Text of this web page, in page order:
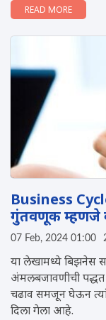
READ MORE
Business
गुंतवणूक म्हणजे
07 Feb, 2024 01:00
या लेखामध्ये ब‍िझनेस
अंमलबजावणीची
चढाव समजून घेऊन
दिला गेला आहे.